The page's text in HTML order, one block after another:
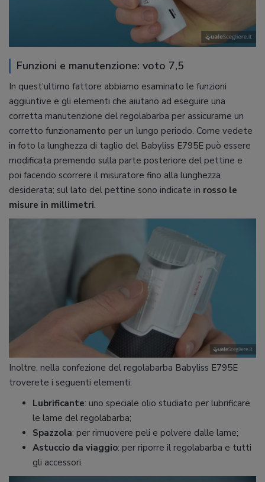
Funzioni e manutenzione: voto 7,5
In quest’ultimo fattore abbiamo esaminato le funzioni
aggiuntive e gli elementi che aiutano ad eseguire una
corretta manutenzione del regolabarba per assicurarne un
corretto funzionamento per un lungo periodo. Come vedete
in foto la lunghezza di taglio del Babyliss E795E può essere
modificata premendo sulla parte posteriore del pettine e
poi facendo scorrere il misuratore fino alla lunghezza
desiderata; sul lato del pettine sono indicate in rosso le
misure in millimetri.
Inoltre, nella confezione del regolabarba Babyliss E795E
troverete i seguenti elementi:
Lubrificante: uno speciale olio studiato per lubrificare
le lame del regolabarba;
Spazzola: per rimuovere peli e polvere dalle lame;
Astuccio da viaggio: per riporre il regolabarba e tutti
gli accessori.